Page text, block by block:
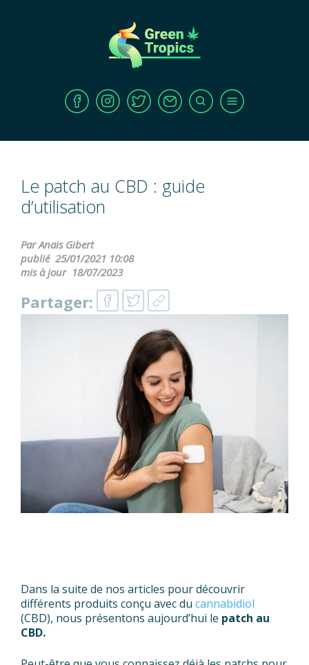
Le patch au CBD : guide
d’utilisation
Par Anais Gibert
publié 25/01/2021 10:08
mis à jour 18/07/2023
Partager:
Dans la suite de nos articles pour découvrir
différents produits conçu avec du cannabidiol
(CBD), nous présentons aujourd’hui le patch au
CBD.